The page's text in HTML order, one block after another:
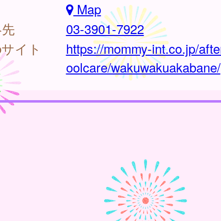
Map
03-3901-7922
イト
https://mommy-int.co.jp/
oolcare/wakuwakuakabane/